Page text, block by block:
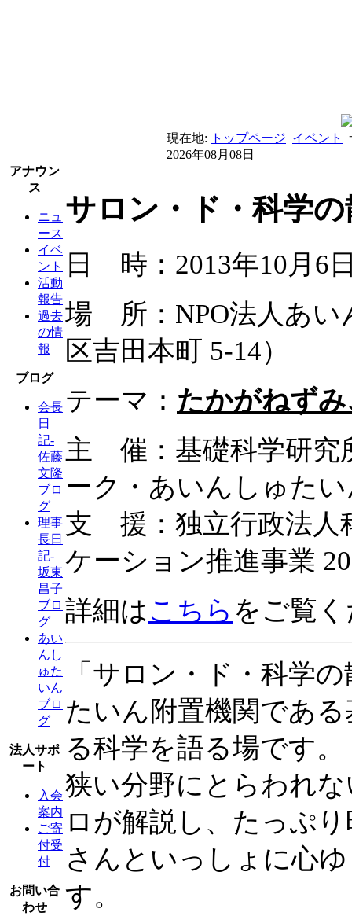
現在地: トップページ イベント
2026年08月08日
アナウン
ス
ニュ
ース
イベ
ント
活動
報告
過去
の情
報
ブログ
会長
日
記-
佐藤
文隆
ブロ
グ
理事
長日
記-
坂東
昌子
ブロ
グ
あい
んし
ゅた
いん
ブロ
グ
法人サポ
ート
入会
案内
ご寄
付受
付
お問い合
わせ
サロン・ド・科学
日 時：2013年10月6
場 所：NPO法人あい
区吉田本町 5-14）
テーマ： たかがねず
主 催：基礎科学研究
ーク・あいんしゅた
支 援：独立行政法人
ケーション推進事業
詳細はこちら をご覧
「サロン・ド・科学
たいん附置機関であ
る科学を語る場です。
狭い分野にとらわれ
ロが解説し、たっぷ
さんといっしょに心
す。